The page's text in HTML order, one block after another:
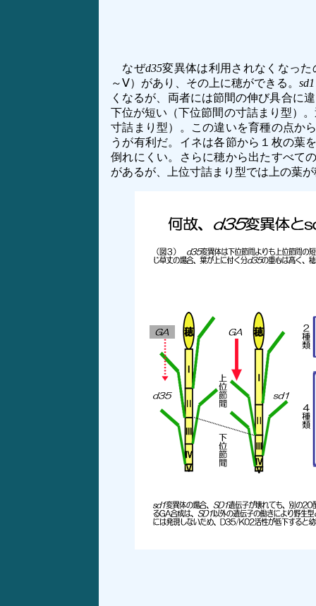
なぜd35変異体は利用されなくなっ
～Ⅴ）があり、その上に穂ができる。sd1
くなるが、両者には節間の伸び具合に
下位が短い（下位節間の寸詰まり型）
寸詰まり型）。この違いを育種の点か
うが有利だ。イネは各節から１枚の葉
倒れにくい。さらに穂から出たすべて
があるが、上位寸詰まり型では上の葉